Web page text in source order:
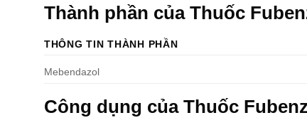
Thành phần của Thuốc
THÔNG TIN THÀNH PHẦN
Mebendazol
Công dụng của Thuốc